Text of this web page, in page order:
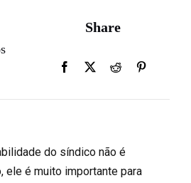
Share
do síndico não é
ele é muito importante para